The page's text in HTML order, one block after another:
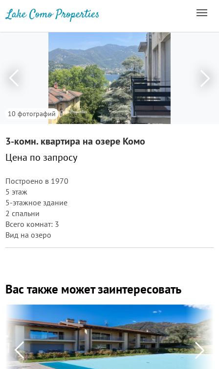
10 фотографий
3-комн. квартира на озере Комо
Цена по запросу
Построено в 1970
5 этаж
5-этажное здание
2 спальни
Всего комнат: 3
Вид на озеро
Вас также может заинтересовать